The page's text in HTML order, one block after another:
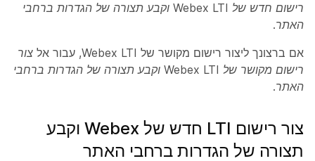
רישום חדש של Webex LTI וקבע תצורה של הגדרות ברחבי
האתר.
אם ברצונך ליצור רישום מקושר של Webex LTI, עבור אל
צור
רישום מקושר של Webex LTI וקבע תצורה של הגדרות ברחבי
האתר.
צור רישום LTI חדש של Webex וקבע
תצורה של הגדרות ברחבי האתר